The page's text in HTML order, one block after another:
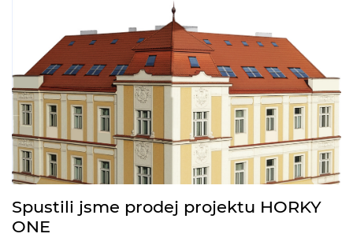
Spustili jsme prodej projektu HORKY
ONE